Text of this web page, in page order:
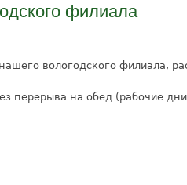
филиала
вологодского филиала,
перерыва на обед (рабочие